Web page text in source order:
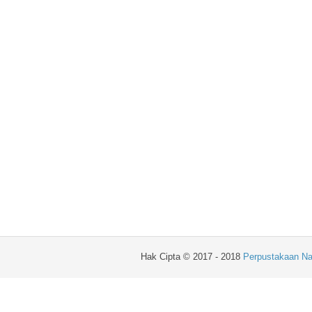
Hak Cipta © 2017 - 2018 Perpustakaan